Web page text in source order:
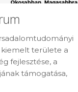
kiemelt területe a
fejlesztése, a
támogatása,